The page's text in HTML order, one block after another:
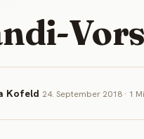
Kofeld 24. September 2018 · 1